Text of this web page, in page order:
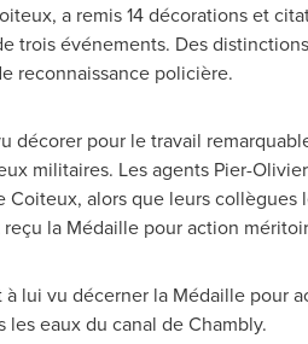
a remis 14 décorations et
trois événements. Des
reconnaissance policière.
décorer pour le travail
militaires. Les agents Pier-
alors que leurs collègues
la Médaille pour action
à lui vu décerner la Médaille pour
les eaux du canal deChambly.